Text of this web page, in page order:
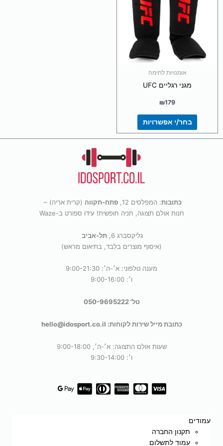
אומנויות לחימה
מגני רגליים UFC
₪179
בחר/י אפשרויות
סוגים.
ניתן
לבחור
את
האפשרויות
כתובות: המפלסים 12, פתח-תקווה (קרית אריה) –
חנות אולם תצוגה, חניה חופשית! עידו ספורט ב-Waze
גליקסברג 6,
תל-אביב
(איסוף מוצרים בלבד, בתיאום מראש)
מענה טלפוני: א׳-ה׳: 9:00-21:30
ו׳: 9:00-16:00
טל' 050-9695222
כתובת מייל שירות לקוחות: hello@idosport.co.il
שעות אולם התצוגה: א׳-ה׳, 9:00-18:00
ו׳: 9:30-14:00
עמודים
תקנון החברה
עמוד לתשלום